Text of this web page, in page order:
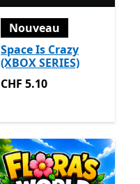
Nouveau
Space Is Crazy
(XBOX SERIES)
CHF 5.10
CHF 5.10